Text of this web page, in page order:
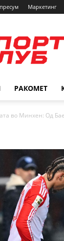
Маркетинг
РАКОМЕТ
во Минхен: Од